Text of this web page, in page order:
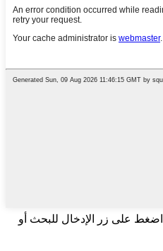
اضغط على زر الإدخال للبحث أو